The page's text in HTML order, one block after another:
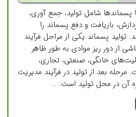
پسماندها شامل تولید، جمع آوری،
بازیافت و دفع پسماند را
تولید پسماند یكی از مراحل فرآیند
از دور ریز موادی به طور ظاهر
خانگی، صنعتی، تجاری،
بعد از تولید در فرآیند مدیریت
آن در محل تولید است. …